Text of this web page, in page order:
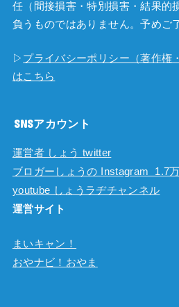
任（間接損害・特別損害・結果的
負うものではありません。予めご
▷ プライバシーポリシー（著作権
はこちら
SNSアカウント
運営者 しょう twitter
ブロガーしょうの Instagram 1.7万
youtube しょうラヂチャンネル
運営サイト
まいキャン！
おやナビ！おやま